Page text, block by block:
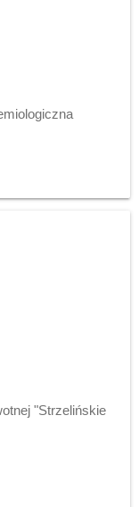
"Strzelińskie